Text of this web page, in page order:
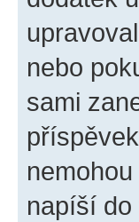
nebo
sami
napíší